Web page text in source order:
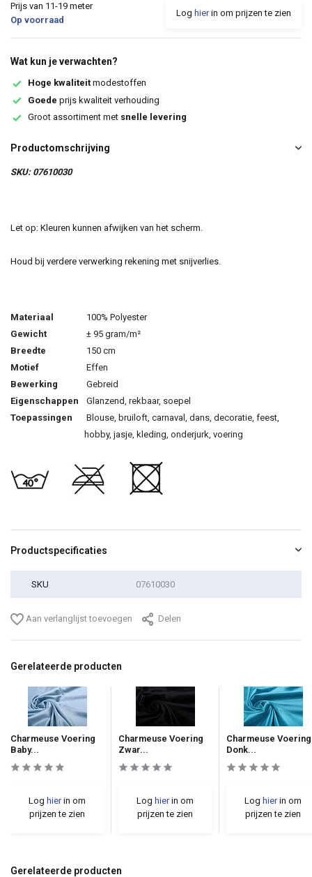
Prijs van 11-19 meter
Op voorraad
Log hierin om prijzen te zien
Wat kun je verwachten?
Hoge kwaliteit modestoffen
Goede prijs kwaliteit verhouding
Groot assortiment met snelle levering
Productomschrijving
SKU: 07610030
Let op: Kleuren kunnen afwijken van het scherm.
Houd bij verdere verwerking rekening met snijverlies.
Materiaal
100% Polyester
Gewicht
± 95 gram/m²
Breedte
150 cm
Motief
Effen
Bewerking
Gebreid
Eigenschappen
Glanzend, rekbaar, soepel
Toepassingen
Blouse, bruiloft, carnaval, dans, decoratie, feest,
hobby, jasje, kleding, onderjurk, voering
Productspecificaties
SKU 07610030
Aan verlanglijst toevoegen Delen
Gerelateerde producten
Charmeuse Voering
Baby...
Log hierin om
prijzen te zien
Charmeuse Voering
Zwar...
Log hierin om
prijzen te zien
Charmeuse Voering
Donk...
Log hierin om
prijzen te zien
Gerelateerde producten